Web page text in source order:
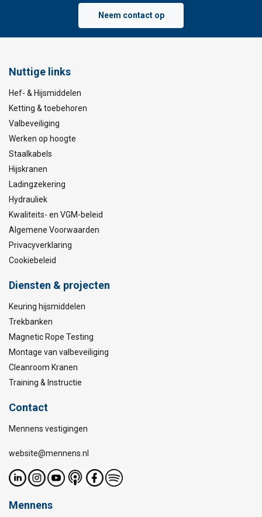
Neem contact op
Nuttige links
Hef- & Hijsmiddelen
Ketting & toebehoren
Valbeveiliging
Werken op hoogte
Staalkabels
Hijskranen
Ladingzekering
Hydrauliek
Kwaliteits- en VGM-beleid
Algemene Voorwaarden
Privacyverklaring
Cookiebeleid
Diensten & projecten
Keuring hijsmiddelen
Trekbanken
Magnetic Rope Testing
Montage van valbeveiliging
Cleanroom Kranen
Training & Instructie
Contact
Mennens vestigingen
website@mennens.nl
Mennens